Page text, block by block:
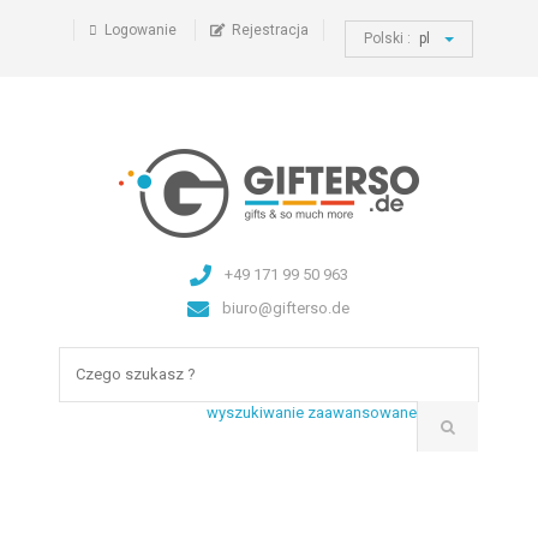
Logowanie Rejestracja Polski : pl
+49 171 99 50 963
biuro@gifterso.de
wyszukiwanie zaawansowane